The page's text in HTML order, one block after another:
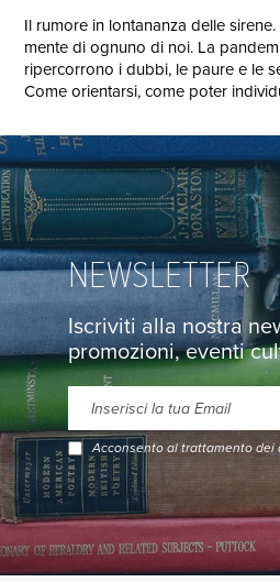
Il rumore in lontananza delle
mente di ognuno di noi. La
ripercorrono i dubbi, le paure e le
Come orientarsi, come poter
NEWSLETTER
Iscriviti alla nostra
promozioni, eventi
Acconsento al trattamento dei